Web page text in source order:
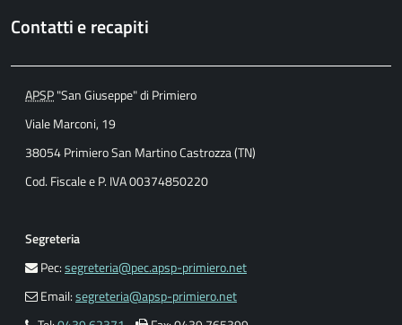
Contatti e recapiti
APSP"San Giuseppe" di Primiero
Viale Marconi, 19
38054 Primiero San Martino Castrozza (TN)
Cod. Fiscale e P. IVA 00374850220
Segreteria
Pec:segreteria@pec.apsp-primiero.net
Email:segreteria@apsp-primiero.net